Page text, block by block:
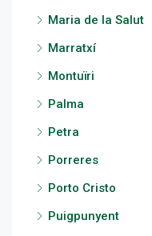
Maria de la Salut
Marratxí
Montuïri
Palma
Petra
Porreres
Porto Cristo
Puigpunyent